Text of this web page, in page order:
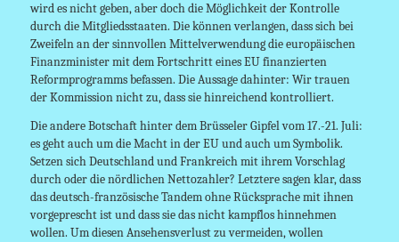
wird es nicht geben, aber doch die Möglichkeit der Kontrolle
durch die Mitgliedsstaaten. Die können verlangen, dass sich bei
Zweifeln an der sinnvollen Mittelverwendung die europäischen
Finanzminister mit dem Fortschritt eines EU finanzierten
Reformprogramms befassen. Die Aussage dahinter: Wir trauen
der Kommission nicht zu, dass sie hinreichend kontrolliert.
Die andere Botschaft hinter dem Brüsseler Gipfel vom 17.-21. Juli:
es geht auch um die Macht in der EU und auch um Symbolik.
Setzen sich Deutschland und Frankreich mit ihrem Vorschlag
durch oder die nördlichen Nettozahler? Letztere sagen klar, dass
das deutsch-französische Tandem ohne Rücksprache mit ihnen
vorgeprescht ist und dass sie das nicht kampflos hinnehmen
wollen. Um diesen Ansehensverlust zu vermeiden, wollen